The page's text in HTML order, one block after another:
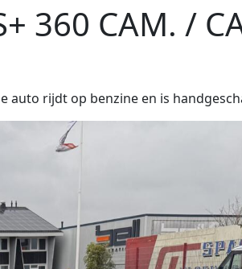
360 CAM. /
auto rijdt op benzine en is